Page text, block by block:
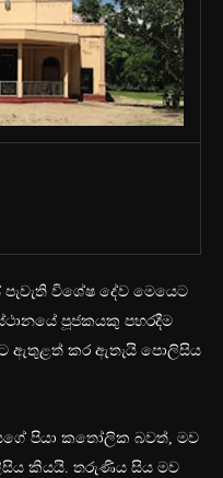
විශේෂ දේව මෙයෙට
පූජකයකු පහරදීම
ඇතුළත් කර ඇතැයි පොලිසිය
පියා කතෝලික බවත්, මව
කියයි. තරුණිය සිය මව